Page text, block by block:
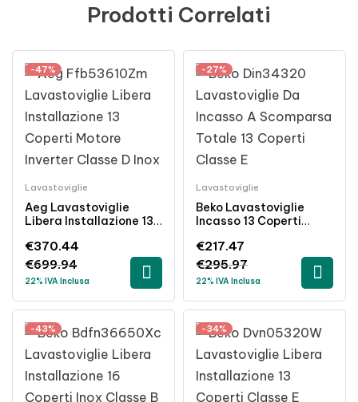
Prodotti Correlati
-47%
Lavastoviglie
Aeg Lavastoviglie
Libera Installazione 13
Inox Classe D
€699.94
€370.44
22% IVA Inclusa
-27%
Lavastoviglie
Beko Lavastoviglie
Incasso 13 Coperti
Scomparsa Totale LED
€295.97
€217.47
22% IVA Inclusa
-43% -34%